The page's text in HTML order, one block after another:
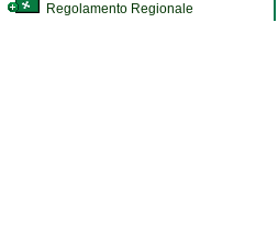
Regolamento Regionale